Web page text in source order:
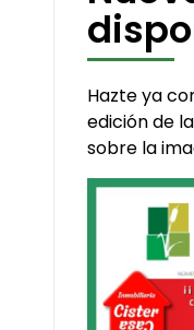
Hazte ya
edición de
sobre la